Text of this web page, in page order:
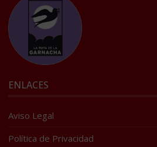
ENLACES
Aviso Legal
Política de Privacidad